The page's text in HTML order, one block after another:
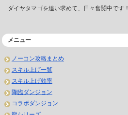
ダイヤタマゴを追い求めて、日々奮闘中です！
メニュー
ノーコン攻略まとめ
スキル上げ一覧
スキル上げ効率
降臨ダンジョン
コラボダンジョン